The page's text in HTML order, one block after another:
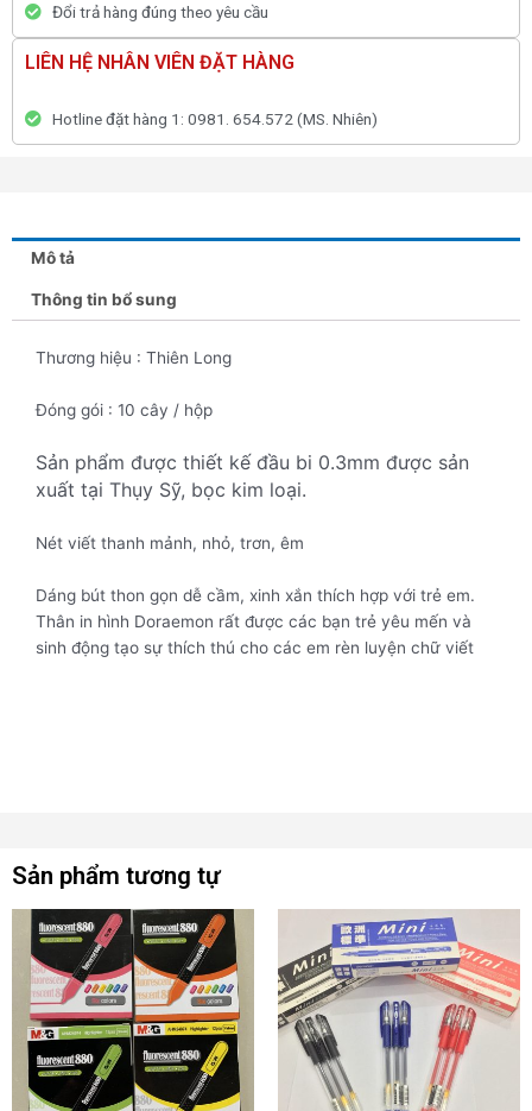
Đổi trả hàng đúng theo yêu cầu
LIÊN HỆ NHÂN VIÊN ĐẶT HÀNG
Hotline đặt hàng 1: 0981. 654.572 (MS. Nhiên)
Mô tả
Thông tin bổ sung
Thương hiệu : Thiên Long
Đóng gói : 10 cây / hộp
Sản phẩm được thiết kế đầu bi 0.3mm được sản
xuất tại Thụy Sỹ, bọc kim loại.
Nét viết thanh mảnh, nhỏ, trơn, êm
Dáng bút thon gọn dễ cầm, xinh xắn thích hợp với trẻ em.
Thân in hình Doraemon rất được các bạn trẻ yêu mến và
sinh động tạo sự thích thú cho các em rèn luyện chữ viết
Sản phẩm tương tự
Sản
phẩm
này
có
nhiều
biến
thể.
Các
Sản
phẩm
này
có
nhiều
biến
thể.
Các